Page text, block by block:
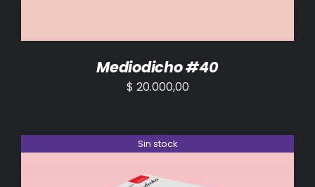
Mediodicho #40
$ 20.000,00
Sin stock